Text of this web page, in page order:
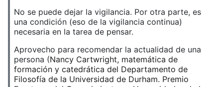
No se puede dejar la vigilancia. Por otra parte, es
una condición (eso de la vigilancia continua)
necesaria en la tarea de pensar.
Aprovecho para recomendar la actualidad de una
persona (Nancy Cartwright, matemática de
formación y catedrática del Departamento de
Filosofía de la Universidad de Durham. Premio